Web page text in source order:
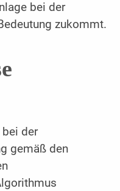
bei der
zukommt.
der
gemäß den